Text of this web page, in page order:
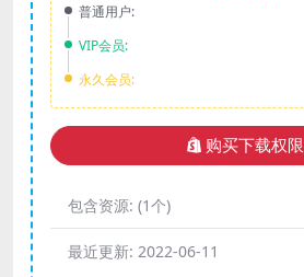
普通用户:
VIP会员:
永久会员:
购买下载权限
包含资源: (1个)
最近更新: 2022-06-11